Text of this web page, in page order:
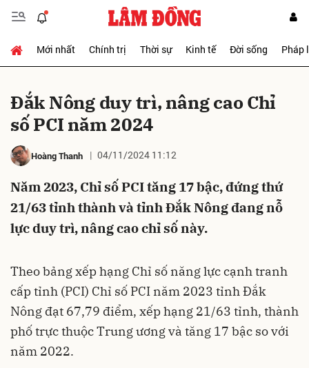
Mới nhất Chính trị Thời sự Kinh tế Đời sống Pháp
Đắk Nông duy trì, nâng cao Chỉ
số PCI năm 2024
Hoàng Thanh 04/11/2024 11:12
Năm 2023, Chỉ số PCI tăng 17 bậc, đứng thứ
21/63 tỉnh thành và tỉnh Đắk Nông đang nỗ
lực duy trì, nâng cao chỉ số này.
Theo bảng xếp hạng Chỉ số năng lực cạnh tranh
cấp tỉnh (PCI) Chỉ số PCI năm 2023 tỉnh Đắk
Nông đạt 67,79 điểm, xếp hạng 21/63 tỉnh, thành
phố trực thuộc Trung ương và tăng 17 bậc so với
năm 2022.
Gửi bình luận
Hủy Gửi